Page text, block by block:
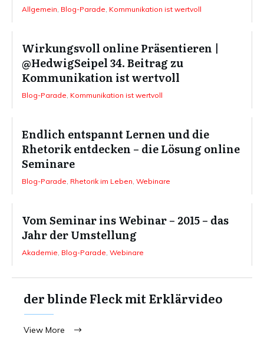
Allgemein Blog-Parade Kommunikation ist wertvoll
Wirkungsvoll online Präsentieren |
@HedwigSeipel 34. Beitrag zu
Kommunikation ist wertvoll
Blog-Parade Kommunikation ist wertvoll
Endlich entspannt Lernen und die
Rhetorik entdecken – die Lösung online
Seminare
Blog-Parade Rhetorik im Leben Webinare
Vom Seminar ins Webinar – 2015 – das
Jahr der Umstellung
Akademie Blog-Parade Webinare
der blinde Fleck mit Erklärvideo
View More